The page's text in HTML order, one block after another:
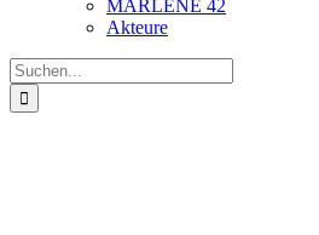
MARLENE 42
Akteure
Suche
nach: